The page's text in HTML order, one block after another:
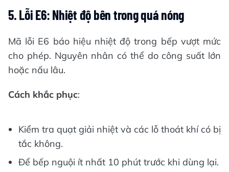
5. Lỗi E6: Nhiệt độ bên trong quá nóng
Mã lỗi E6 báo hiệu nhiệt độ trong bếp vượt mức
cho phép. Nguyên nhân có thể do công suất lớn
hoặc nấu lâu.
Cách khắc phục:
Kiểm tra quạt giải nhiệt và các lỗ thoát khí có bị
tắc không.
Để bếp nguội ít nhất 10 phút trước khi dùng lại.